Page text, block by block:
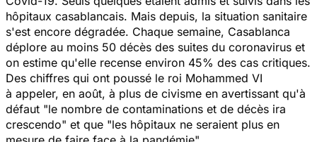
hôpitaux casablancais. Mais depuis, la situation sanitaire
s'est encore dégradée. Chaque semaine, Casablanca
déplore au moins 50 décès des suites du coronavirus et
on estime qu'elle recense environ 45% des cas critiques.
Des chiffres qui ont poussé le roi Mohammed VI
à appeler, en août, à plus de civisme en avertissant qu'à
défaut "le nombre de contaminations et de décès ira
crescendo" et que "les hôpitaux ne seraient plus en